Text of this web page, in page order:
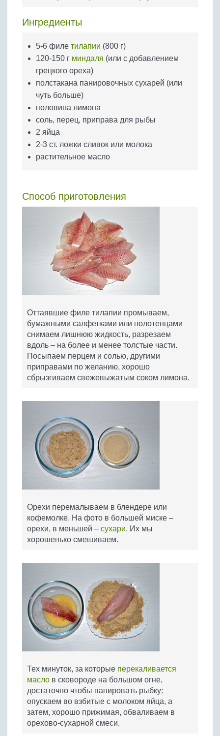
Яйца
Ингредиенты
5-6 филе тилапии (800 г)
120-150 г миндаля (или с добавлением
грецкого ореха)
полстакана панировочных сухарей (или
чуть больше)
половина лимона
соль, перец, приправа для рыбы
2 яйца
2-3 ст. ложки сливок или молока
растительное масло
Способ приготовления
Оттаявшие филе тилапии промываем,
бумажными салфетками или полотенцами
снимаем лишнюю жидкость, разрезаем
вдоль – на более и менее толстые части.
Посыпаем перцем и солью, другими
приправами по желанию, хорошо
сбрызгиваем свежевыжатым соком лимона.
Орехи перемалываем в блендере или
кофемолке. На фото в большей миске –
орехи, в меньшей – сухари. Их мы
хорошенько смешиваем.
Тех минуток, за которые перекаливается
масло в сковороде на большом огне,
достаточно чтобы панировать рыбку:
опускаем во взбитые с молоком яйца, а
затем, хорошо прижимая, обваливаем в
орехово-сухарной смеси.